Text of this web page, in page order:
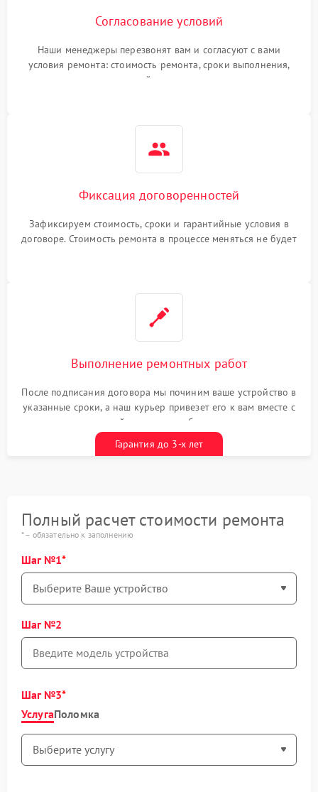
Согласование условий
Наши менеджеры перезвонят вам и согласуют с вами
условия ремонта: стоимость ремонта, сроки выполнения,
гарантийные условия
Фиксация договоренностей
Зафиксируем стоимость, сроки и гарантийные условия в
договоре. Стоимость ремонта в процессе меняться не будет
Выполнение ремонтных работ
После подписания договора мы починим ваше устройство в
указанные сроки, а наш курьер привезет его к вам вместе с
гарантийным талоном бесплатно
Гарантия до 3-х лет
Полный расчет стоимости ремонта
* – обязательно к заполнению
Шаг №1
Шаг №2
Шаг №3
УслугаПоломка